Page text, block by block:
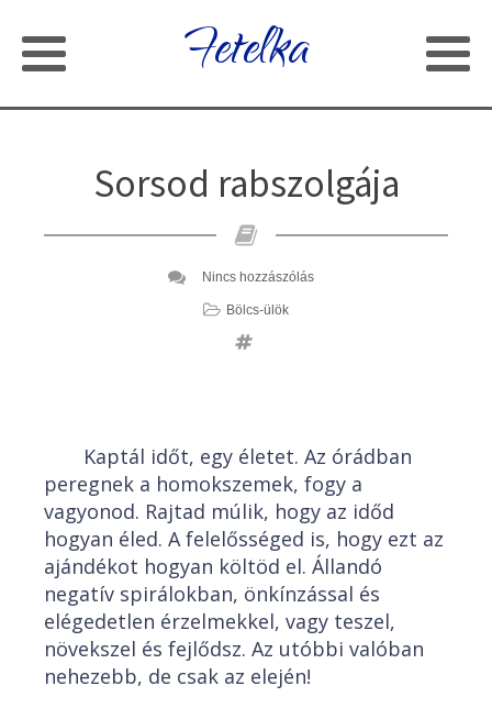
Fetelka
Sorsod rabszolgája
Nincs hozzászólás
Bölcs-ülök
Kaptál időt, egy életet. Az órádban
peregnek a homokszemek, fogy a
vagyonod. Rajtad múlik, hogy az időd
hogyan éled. A felelősséged is, hogy ezt az
ajándékot hogyan költöd el. Állandó
negatív spirálokban, önkínzással és
elégedetlen érzelmekkel, vagy teszel,
növekszel és fejlődsz. Az utóbbi valóban
nehezebb, de csak az elején!